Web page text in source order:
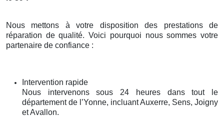
Nous mettons à votre disposition des prestations de
réparation de qualité. Voici pourquoi nous sommes votre
partenaire de confiance :
Intervention rapide
Nous intervenons sous 24 heures dans tout le
département de l’Yonne, incluant Auxerre, Sens, Joigny
et Avallon.